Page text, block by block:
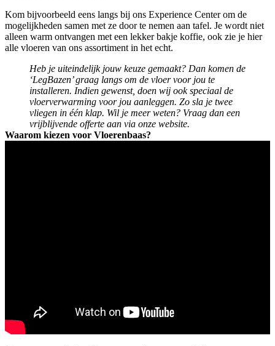
Kom bijvoorbeeld eens langs bij ons Experience Center om de
mogelijkheden samen met ze door te nemen aan tafel. Je wordt niet
alleen warm ontvangen met een lekker bakje koffie, ook zie je hier
alle vloeren van ons assortiment in het echt.
Heb je uiteindelijk jouw keuze gemaakt? Dan komen de
‘LegBazen’ graag langs om de vloer voor jou te
installeren. Indien gewenst, doen wij ook speciaal de
vloerverwarming voor jou aanleggen. Zo sla je twee
vliegen in één klap. Wil je meer weten? Vraag dan een
vrijblijvende offerte aan via onze website.
Waarom kiezen voor Vloerenbaas?